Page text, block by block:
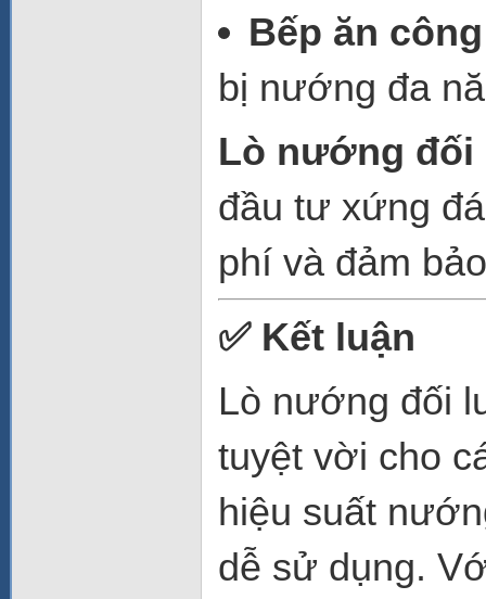
Bếp ăn
bị nướng đa
Lò nướng đối
đầu tư xứng
phí và đảm
✅ Kết luận
Lò nướng đối
tuyệt vời cho
hiệu suất
dễ sử dụng.